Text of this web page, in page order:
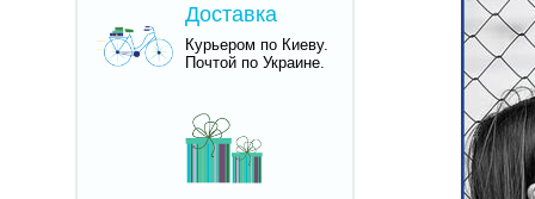
Доставка
Курьером по Киеву.
Почтой по Украине.